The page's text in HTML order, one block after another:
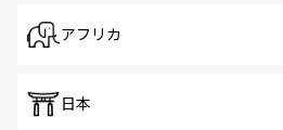
アフリカ
日本